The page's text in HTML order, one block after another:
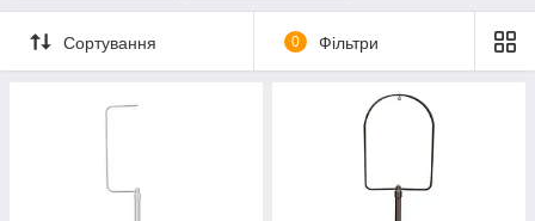
Сортування 0 Фільтри